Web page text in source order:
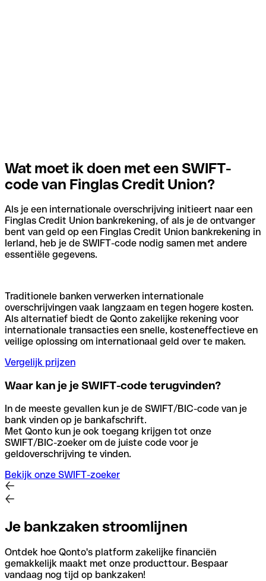
Wat moet ik doen met een SWIFT-
code van Finglas Credit Union?
Als je een internationale overschrijving initieert naar een
Finglas Credit Union bankrekening, of als je de ontvanger
bent van geld op een Finglas Credit Union bankrekening in
Ierland, heb je de SWIFT-code nodig samen met andere
essentiële gegevens.
Traditionele banken verwerken internationale
overschrijvingen vaak langzaam en tegen hogere kosten.
Als alternatief biedt de Qonto zakelijke rekening voor
internationale transacties een snelle, kosteneffectieve en
veilige oplossing om internationaal geld over te maken.
Vergelijk prijzen
Waar kan je je SWIFT-code terugvinden?
In de meeste gevallen kun je de SWIFT/BIC-code van je
bank vinden op je bankafschrift.
Met Qonto kun je ook toegang krijgen tot onze
SWIFT/BIC-zoeker om de juiste code voor je
geldoverschrijving te vinden.
Bekijk onze SWIFT-zoeker
Je bankzaken stroomlijnen
Ontdek hoe Qonto's platform zakelijke financiën
gemakkelijk maakt met onze producttour. Bespaar
vandaag nog tijd op bankzaken!